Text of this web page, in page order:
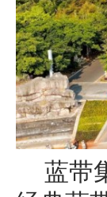
蓝带